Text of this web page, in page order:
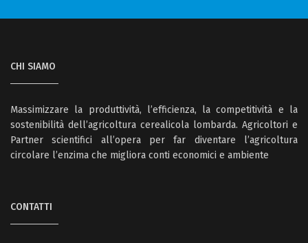
CHI SIAMO
Massimizzare la produttività, l’efficienza, la competitività e la
sostenibilità dell’agricoltura cerealicola lombarda. Agricoltori e
Partner scientifici all’opera per far diventare l’agricoltura
circolare l’enzima che migliora conti economici e ambiente
CONTATTI